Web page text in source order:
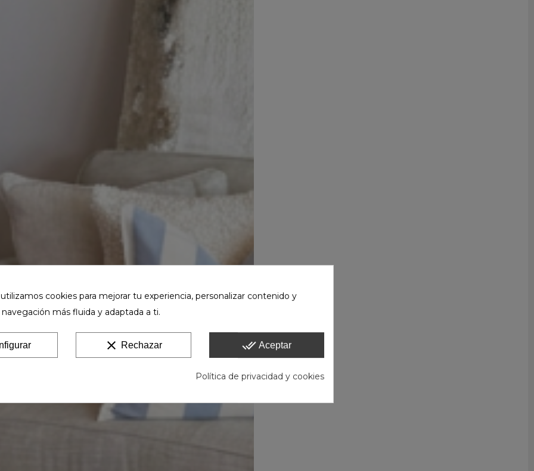
cookies para mejorar tu experiencia, personalizar contenido y
más fluida y adaptada a ti.
clear Rechazar done_all Aceptar
Política de privacidad y cookies